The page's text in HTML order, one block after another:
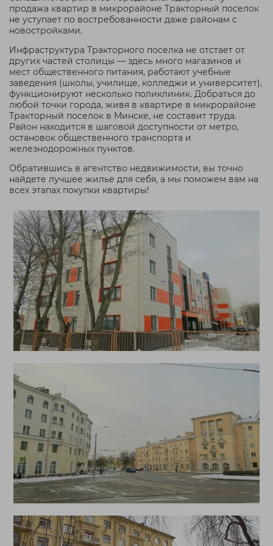
продажа квартир в микрорайоне Тракторный поселок
не уступает по востребованности даже районам с
новостройками.
Инфраструктура Тракторного поселка не отстает от
других частей столицы — здесь много магазинов и
мест общественного питания, работают учебные
заведения (школы, училище, колледжи и университет),
функционируют несколько поликлиник. Добраться до
любой точки города, живя в квартире в микрорайоне
Тракторный поселок в Минске, не составит труда.
Район находится в шаговой доступности от метро,
остановок общественного транспорта и
железнодорожных пунктов.
Обратившись в агентство недвижимости, вы точно
найдете лучшее жилье для себя, а мы поможем вам на
всех этапах покупки квартиры!